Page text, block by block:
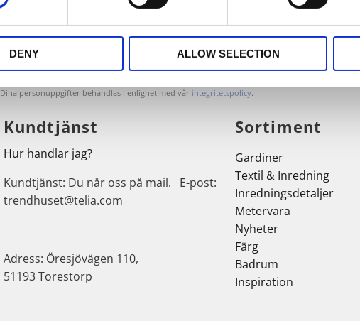
DENY ALLOW SELECTION
Nyhetsbrev
Dina personuppgifter behandlas i enlighet med vår integritetspolicy.
Kundtjänst
Hur handlar jag?
Kundtjänst: Du når oss på mail. E-post:
trendhuset@telia.com
Adress: Öresjövägen 110,
51193 Torestorp
Sortiment
Gardiner
Textil & Inredning
Inredningsdetaljer
Metervara
Nyheter
Färg
Badrum
Inspiration